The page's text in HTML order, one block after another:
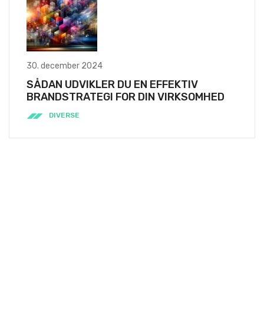
30. december 2024
SÅDAN UDVIKLER DU EN EFFEKTIV
BRANDSTRATEGI FOR DIN VIRKSOMHED
DIVERSE